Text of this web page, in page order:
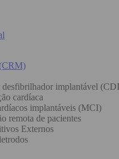
desfibrilhador implantável
cardíaca
implantáveis (MCI)
remota de pacientes
Externos